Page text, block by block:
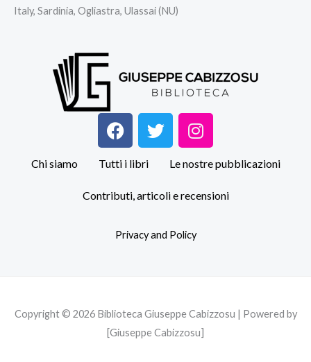
Italy, Sardinia, Ogliastra, Ulassai (NU)
F
a
c
e
b
k
T
w
t
I
n
s
t
a
a
Chi siamo Tutti i libri Le nostre pubblicazioni
Contributi, articoli e recensioni
Privacy and Policy
Copyright © 2026 Biblioteca Giuseppe Cabizzosu | Powered by
[Giuseppe Cabizzosu]